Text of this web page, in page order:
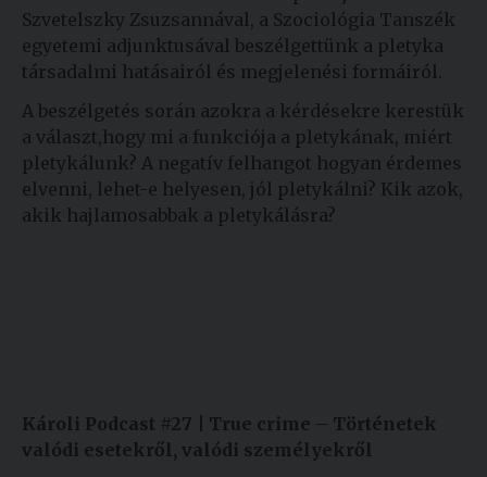
Szvetelszky Zsuzsannával, a Szociológia Tanszék
egyetemi adjunktusával beszélgettünk a pletyka
társadalmi hatásairól és megjelenési formáiról.
A beszélgetés során azokra a kérdésekre kerestük
a választ,hogy mi a funkciója a pletykának, miért
pletykálunk? A negatív felhangot hogyan érdemes
elvenni, lehet-e helyesen, jól pletykálni? Kik azok,
akik hajlamosabbak a pletykálásra?
Károli Podcast #27 |
True crime – Történetek
valódi esetekről, valódi személyekről